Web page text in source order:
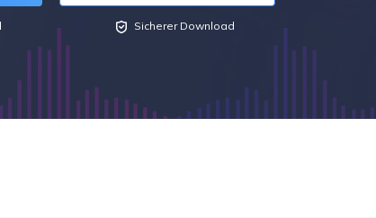
 Sicherer Download